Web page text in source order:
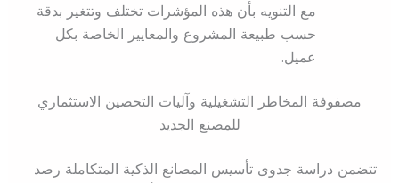
مع التنويه بأن هذه المؤشرات تختلف وتتغير بدقة
حسب طبيعة المشروع والمعايير الخاصة بكل
عميل.
مصفوفة المخاطر التشغيلية وآليات التحصين الاستثماري
للمصنع الجديد
تتضمن دراسة جدوى تأسيس المصانع الذكية المتكاملة رصد